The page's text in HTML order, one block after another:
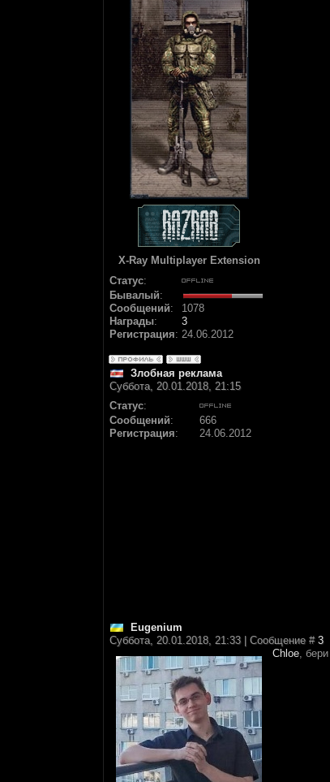
X-Ray Multiplayer Extension
Статус:
Бывалый:
Сообщений:
1078
Награды:
3
Регистрация: 24.06.2012
Злобная реклама
Суббота, 20.01.2018, 21:15
Статус:
Сообщений:
666
Регистрация: 24.06.2012
Eugenium
Суббота, 20.01.2018, 21:33 | Сообщение # 3
Chloe,